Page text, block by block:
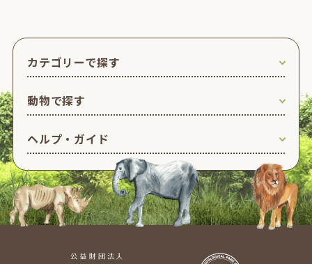
カテゴリーで探す
動物で探す
ヘルプ・ガイド